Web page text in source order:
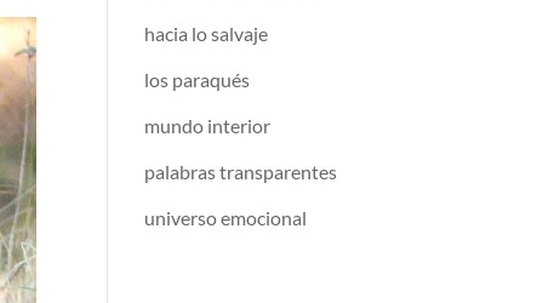
hacia lo salvaje
los paraqués
mundo interior
palabras transparentes
universo emocional